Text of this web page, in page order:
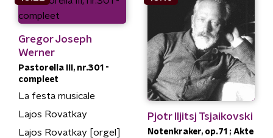
Gregor Joseph
Werner
Pastorella III, nr.301 -
compleet
La festa musicale
Lajos Rovatkay
Lajos Rovatkay [orgel]
Pjotr Iljitsj Tsjaikovski
Notenkraker, op.71 ; Akte